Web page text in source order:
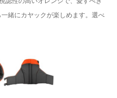
緒にカヤックが楽しめます。選べ